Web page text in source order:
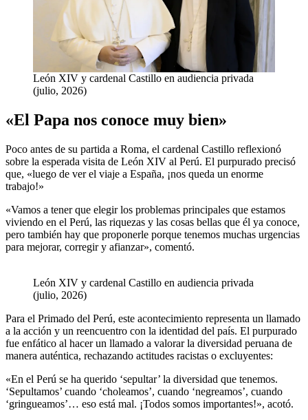
León XIV y cardenal Castillo en audiencia privada
(julio, 2026)
«El Papa nos conoce muy bien»
Poco antes de su partida a Roma, el cardenal Castillo reflexionó
sobre la esperada visita de León XIV al Perú. El purpurado precisó
que, «luego de ver el viaje a España, ¡nos queda un enorme
trabajo!»
«Vamos a tener que elegir los problemas principales que estamos
viviendo en el Perú, las riquezas y las cosas bellas que él ya conoce,
pero también hay que proponerle porque tenemos muchas urgencias
para mejorar, corregir y afianzar», comentó.
León XIV y cardenal Castillo en audiencia privada
(julio, 2026)
Para el Primado del Perú, este acontecimiento representa un llamado
a la acción y un reencuentro con la identidad del país. El purpurado
fue enfático al hacer un llamado a valorar la diversidad peruana de
manera auténtica, rechazando actitudes racistas o excluyentes:
«En el Perú se ha querido ‘sepultar’ la diversidad que tenemos.
‘Sepultamos’ cuando ‘choleamos’, cuando ‘negreamos’, cuando
‘gringueamos’… eso está mal. ¡Todos somos importantes!», acotó.